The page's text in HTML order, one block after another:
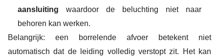
aansluiting waardoor de beluchting niet naar
behoren kan werken.
Belangrijk: een borrelende afvoer betekent niet
automatisch dat de leiding volledig verstopt zit. Het kan